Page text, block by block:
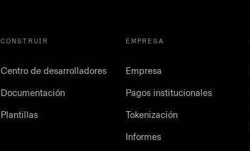
CONSTRUIR
Centro de desarrolladores
Documentación
Plantillas
EMPRESA
Empresa
Pagos institucionales
Tokenización
Informes